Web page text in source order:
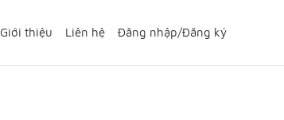
Giới thiệu Liên hệ Đăng nhập/Đăng ký